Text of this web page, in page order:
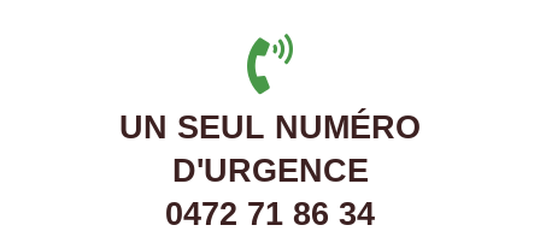
UN SEUL NUMÉRO
D'URGENCE
0472 71 86 34